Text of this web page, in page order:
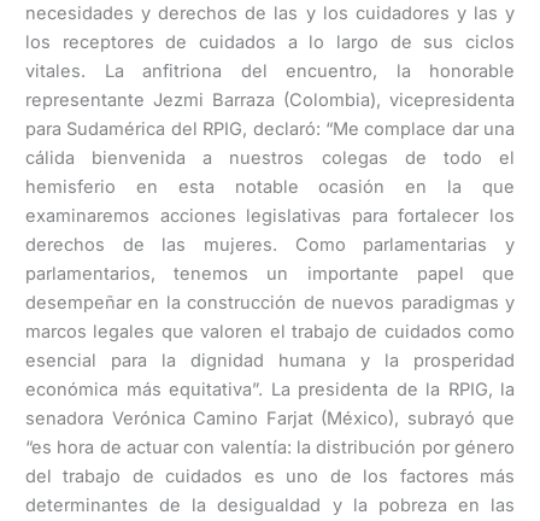
necesidades y derechos de las y los cuidadores y las y
los receptores de cuidados a lo largo de sus ciclos
vitales. La anfitriona del encuentro, la honorable
representante Jezmi Barraza (Colombia), vicepresidenta
para Sudamérica del RPIG, declaró: “Me complace dar una
cálida bienvenida a nuestros colegas de todo el
hemisferio en esta notable ocasión en la que
examinaremos acciones legislativas para fortalecer los
derechos de las mujeres. Como parlamentarias y
parlamentarios, tenemos un importante papel que
desempeñar en la construcción de nuevos paradigmas y
marcos legales que valoren el trabajo de cuidados como
esencial para la dignidad humana y la prosperidad
económica más equitativa”. La presidenta de la RPIG, la
senadora Verónica Camino Farjat (México), subrayó que
“es hora de actuar con valentía: la distribución por género
del trabajo de cuidados es uno de los factores más
determinantes de la desigualdad y la pobreza en las